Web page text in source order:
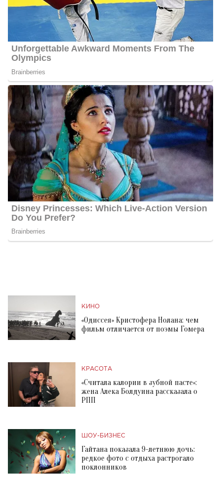
КИНО
«Одиссея» Кристофера Нолана: чем
фильм отличается от поэмы Гомера
КРАСОТА
«Считала калории в зубной пасте»:
жена Алека Болдуина рассказала о
РПП
ШОУ-БИЗНЕС
Гайтана показала 9-летнюю дочь:
редкое фото с отдыха растрогало
поклонников